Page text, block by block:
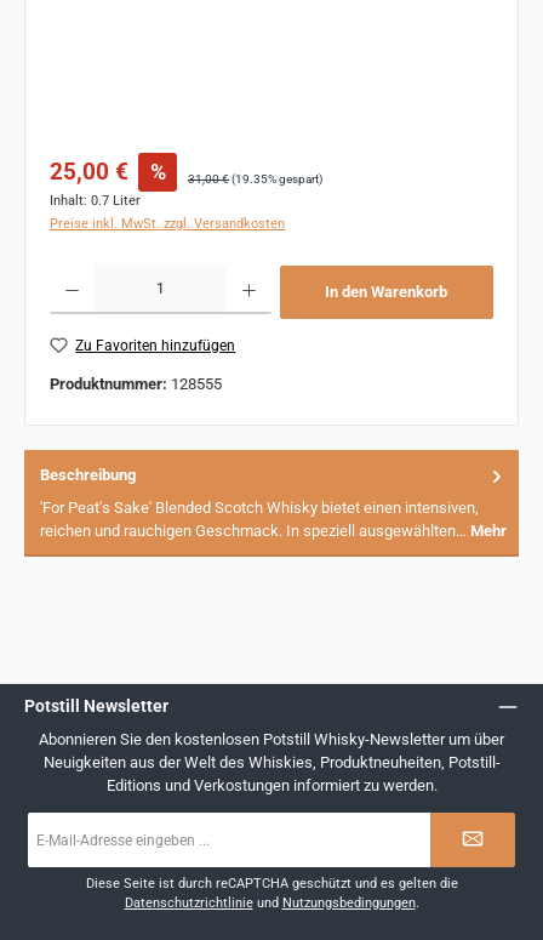
Verkaufspreis:
25,00 € % Regulärer Preis:
31,00 €(19.35% gespart)
Inhalt: 0.7 Liter
Preise inkl. MwSt. zzgl. Versandkosten
In den Warenkorb
Zu Favoriten hinzufügen
Produktnummer: 128555
Beschreibung
'For Peat's Sake' Blended Scotch Whisky bietet einen intensiven,
reichen und rauchigen Geschmack. In speziell ausgewählten… Mehr
Potstill Newsletter
Abonnieren Sie den kostenlosen Potstill Whisky-Newsletter um über
Neuigkeiten aus der Welt des Whiskies, Produktneuheiten, Potstill-
Editions und Verkostungen informiert zu werden.
Mail-
Diese Seite ist durch reCAPTCHA geschützt und es gelten die
Datenschutzrichtlinieund Nutzungsbedingungen.